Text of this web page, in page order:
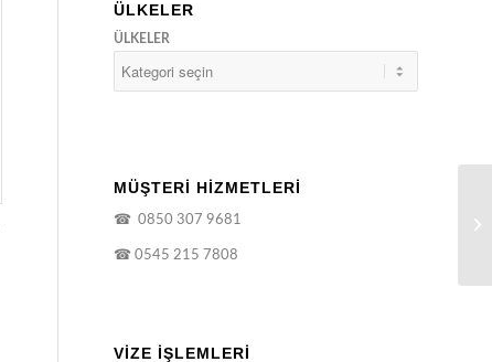
ÜLKELER
ÜLKELER
MÜŞTERİ HİZMETLERİ
☎ 0850 307 9681
☎ 0545 215 7808
VIZE İŞLEMLERI